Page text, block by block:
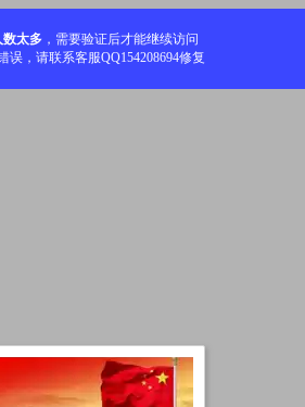
数太多 ，需要验证后才能继续访问
误，请联系客服QQ154208694修复